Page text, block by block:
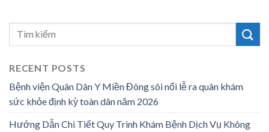
RECENT POSTS
Bệnh viện Quân Dân Y Miền Đông sôi nổi lễ ra quân khám
sức khỏe định kỳ toàn dân năm 2026
Hướng Dẫn Chi Tiết Quy Trình Khám Bệnh Dịch Vụ Không